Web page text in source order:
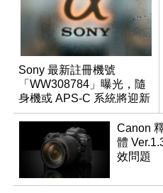
Sony 最新註冊機號
「WW308784」曝光，隨
身機或 APS-C 系統將迎新
成員？
Canon
體
效問題